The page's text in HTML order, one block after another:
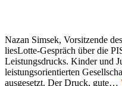
Nazan Simsek, Vorsitzende
liesLotte-Gespräch über die
Leistungsdrucks. Kinder und
leistungsorientierten
ausgesetzt. Der Druck, gute…